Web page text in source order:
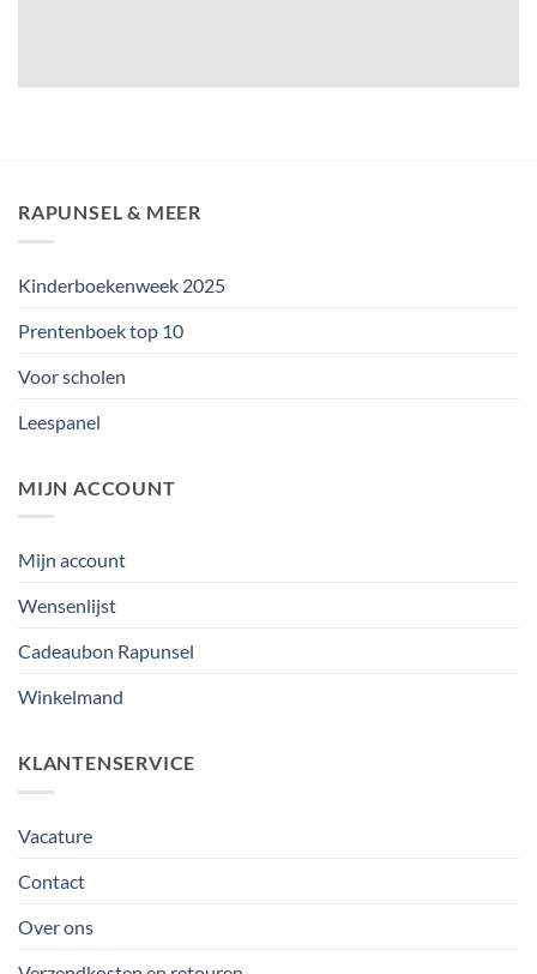
RAPUNSEL & MEER
Kinderboekenweek 2025
Prentenboek top 10
Voor scholen
Leespanel
MIJN ACCOUNT
Mijn account
Wensenlijst
Cadeaubon Rapunsel
Winkelmand
KLANTENSERVICE
Vacature
Contact
Over ons